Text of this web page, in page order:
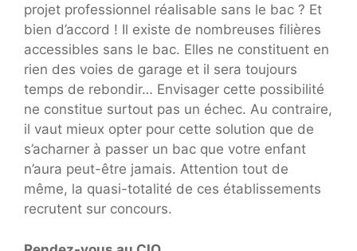
projet professionnel réalisable sans le bac ? Et
bien d’accord ! Il existe de nombreuses filières
accessibles sans le bac. Elles ne constituent en
rien des voies de garage et il sera toujours
temps de rebondir… Envisager cette possibilité
ne constitue surtout pas un échec. Au contraire,
il vaut mieux opter pour cette solution que de
s’acharner à passer un bac que votre enfant
n’aura peut-être jamais. Attention tout de
même, la quasi-totalité de ces établissements
recrutent sur concours.